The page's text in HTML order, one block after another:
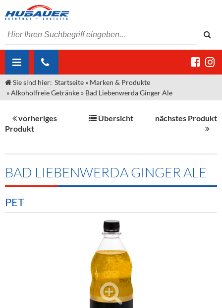
ÜBER UNS
Unser Liefergebiet
Kontakt
Angebote Gastronomie & Großhandel
Neuigkeiten
MARKEN & PRODUKTE
Sirup
Spirituosen
Kommisionskauf & Lieferbedingungen
Fremddienstleistungen
Sie sind hier: Startseite » Marken & Produkte
»Alkoholfreie Getränke » Bad Liebenwerda Ginger Ale
vorheriges
Produkt
Übersicht nächstes Produkt
BAD LIEBENWERDA GINGER ALE
PET